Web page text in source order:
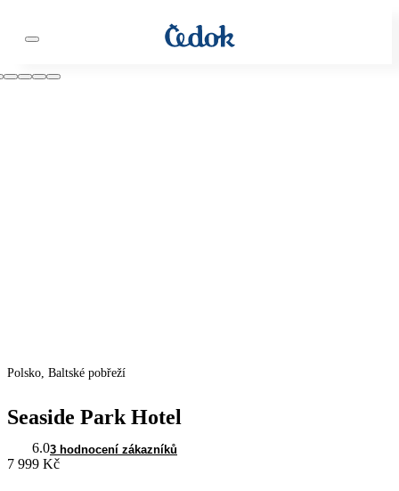
Polsko, Baltské pobřeží
Seaside Park Hotel
6.03 hodnocení zákazníků
7 999 Kč